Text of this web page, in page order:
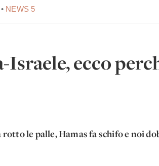
NEWS 5
Israele, ecco
rotto le palle, Hamas fa schifo e noi